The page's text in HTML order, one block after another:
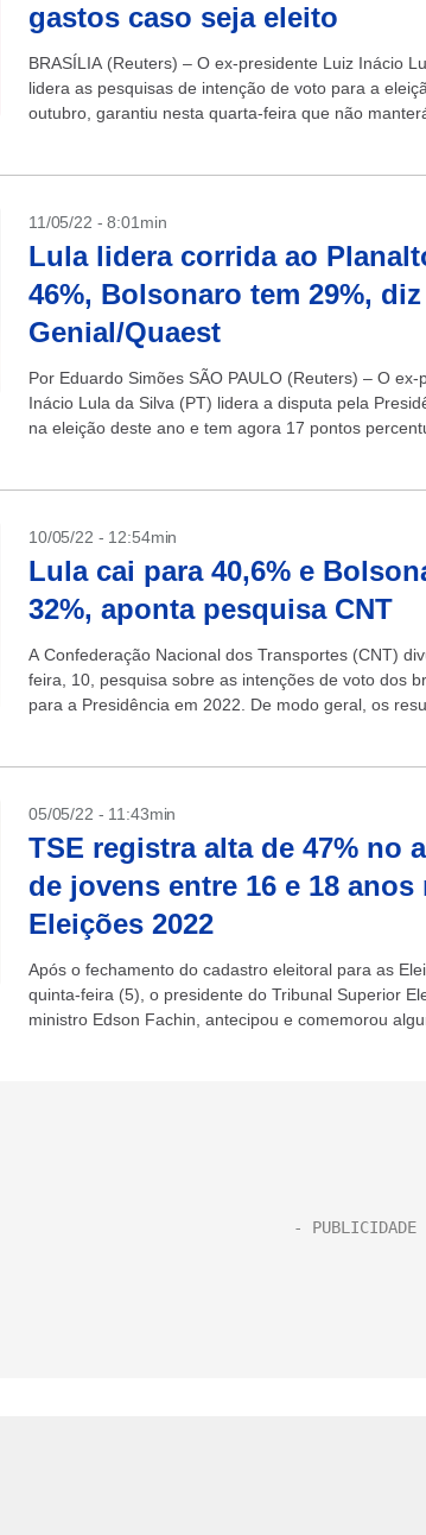
gastos caso seja eleito
BRASÍLIA (Reuters) – O ex-presidente Luiz Inácio
lidera as pesquisas de intenção de voto para a
outubro, garantiu nesta quarta-feira que não
11/05/22 - 8:01min
Lula lidera corrida ao
46%, Bolsonaro tem 29%, diz
Genial/Quaest
Por Eduardo Simões SÃO PAULO (Reuters) – O ex-
Inácio Lula da Silva (PT) lidera a disputa pela
na eleição deste ano e tem agora 17 pontos
10/05/22 - 12:54min
Lula cai para 40,6% e
32%, aponta pesquisa CNT
A Confederação Nacional dos Transportes (CNT)
feira, 10, pesquisa sobre as intenções de voto dos
para a Presidência em 2022. De modo geral, os
05/05/22 - 11:43min
TSE registra alta de 47% no
de jovens entre 16 e 18 anos
Eleições 2022
Após o fechamento do cadastro eleitoral para as
quinta-feira (5), o presidente do Tribunal Superior
ministro Edson Fachin, antecipou e comemorou